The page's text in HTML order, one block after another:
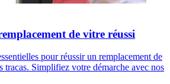
de vitre réussi
pour réussir un remplacement de
tracas. Simplifiez votre démarche avec nos